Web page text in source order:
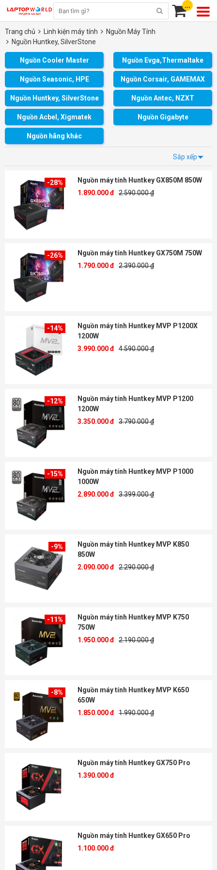
...
Trang chủ Linh kiện máy tính
Nguồn Máy Tính
Nguồn Huntkey, SilverStone
Nguồn Cooler Master Nguồn Evga,Thermaltake
Nguồn Seasonic, HPE Nguồn Corsair, GAMEMAX
Nguồn Huntkey, SilverStone Nguồn Antec, NZXT
Nguồn Acbel, Xigmatek Nguồn Gigabyte
Nguồn hãng khác
Sắp xếp
-28%
Nguồn máy tính Huntkey GX850M 850W
1.890.000 đ 2.590.000 ₫
-26%
Nguồn máy tính Huntkey GX750M 750W
1.790.000 đ 2.390.000 ₫
-14%
Nguồn máy tính Huntkey MVP P1200X
1200W
3.990.000 đ 4.590.000 ₫
-12%
Nguồn máy tính Huntkey MVP P1200
1200W
3.350.000 đ 3.790.000 ₫
-15%
Nguồn máy tính Huntkey MVP P1000
1000W
2.890.000 đ 3.399.000 ₫
-9%
Nguồn máy tính Huntkey MVP K850
850W
2.090.000 đ 2.290.000 ₫
-11%
Nguồn máy tính Huntkey MVP K750
750W
1.950.000 đ 2.190.000 ₫
-8%
Nguồn máy tính Huntkey MVP K650
650W
1.850.000 đ 1.990.000 ₫
Nguồn máy tính Huntkey GX750 Pro
1.390.000 đ
Nguồn máy tính Huntkey GX650 Pro
1.100.000 đ